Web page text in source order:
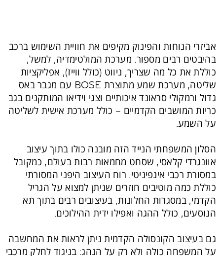
אביזרי הנוחות והפינוק מקיפים את חוויית השימוש ברכב
בהיבטים רבים מספור. מערכת המולטימדיה, למשל,
כוללת את כל מה שצריך, ניווט (כולל ווייז), אפליקציות
שליטה, מערכת שמע מתוצרת BOSE עם מגבר באס
גדול ורמקולי סראונד איכותיים וצגי וידיאו המותקנים בגב
כריות המושבים הקדמיים – כולל מערכת אישית לשליטה
על השמע.
הסלון המשפחתי הנייד הזה מובנה כולו בתוך עיצוב
אוונגרדי קלאסי, שסחט מחמאות רבות בעולם, כמקובל
במסורת רכבי אינפיניטי. רוח העיצוב היפני המסורתי
כוללת כמה מוטיבים חוזרים שניתן למצוא על הגריל
הקדמי, במסגרות החלונות, בעיצובים רבים בתוך תא
הנוסעים, כולל ההגה ואפילו ידית ההילוכים.
גם בעיצוב הקונסולה הקדמית ניתן לראות את המחשבה
על המשפחה כולה ולא רק על הנהג: בניגוד לחלק מרכבי